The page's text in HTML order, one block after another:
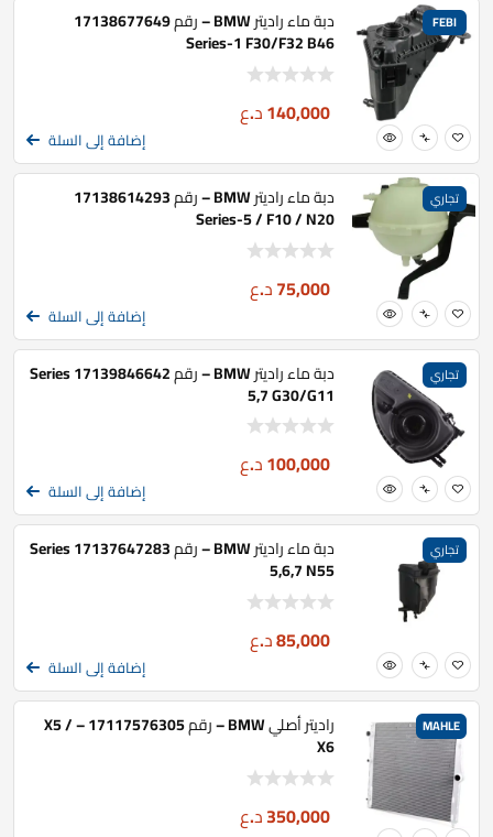
FEBI دبة ماء راديتر BMW – رقم 17138677649
Series-1 F30/F32 B46
140,000د.ع
إضافة إلى السلة
تجاري دبة ماء راديتر BMW – رقم 17138614293
Series-5 / F10 / N20
75,000د.ع
إضافة إلى السلة
تجاري دبة ماء راديتر BMW – رقم 17139846642 Series
5,7 G30/G11
100,000د.ع
إضافة إلى السلة
تجاري دبة ماء راديتر BMW – رقم 17137647283 Series
5,6,7 N55
85,000د.ع
إضافة إلى السلة
MAHLE راديتر أصلي BMW – رقم 17117576305 – X5 /
X6
350,000د.ع